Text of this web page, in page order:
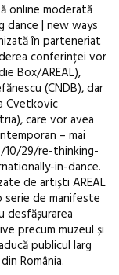
online moderată
dance | new ways
în parteneriat
conferinței vor
Box/AREAL),
(CNDB), dar
Cvetkovic
care vor avea
– mai
29/re-thinking-
in-dance.
de artiști AREAL
serie de manifeste
precum muzeul și
publicul larg
România.